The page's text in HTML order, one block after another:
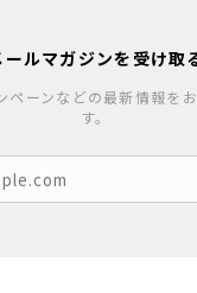
ールマガジンを受け取
ペーンなどの最新情報を
す。